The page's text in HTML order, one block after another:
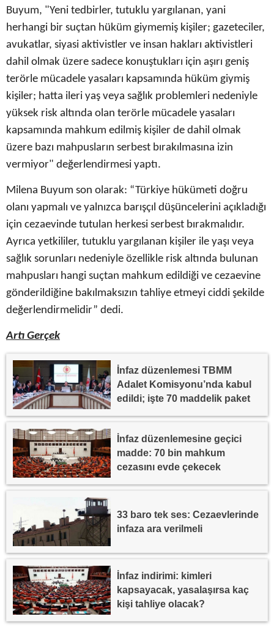
Buyum, "Yeni tedbirler, tutuklu yargılanan, yani
herhangi bir suçtan hüküm giymemiş kişiler; gazeteciler,
avukatlar, siyasi aktivistler ve insan hakları aktivistleri
dahil olmak üzere sadece konuştukları için aşırı geniş
terörle mücadele yasaları kapsamında hüküm giymiş
kişiler; hatta ileri yaş veya sağlık problemleri nedeniyle
yüksek risk altında olan terörle mücadele yasaları
kapsamında mahkum edilmiş kişiler de dahil olmak
üzere bazı mahpusların serbest bırakılmasına izin
vermiyor" değerlendirmesi yaptı.
Milena Buyum son olarak: “Türkiye hükümeti doğru
olanı yapmalı ve yalnızca barışçıl düşüncelerini açıkladığı
için cezaevinde tutulan herkesi serbest bırakmalıdır.
Ayrıca yetkililer, tutuklu yargılanan kişiler ile yaşı veya
sağlık sorunları nedeniyle özellikle risk altında bulunan
mahpusları hangi suçtan mahkum edildiği ve cezaevine
gönderildiğine bakılmaksızın tahliye etmeyi ciddi şekilde
değerlendirmelidir” dedi.
Artı Gerçek
İnfaz düzenlemesi TBMM
Adalet Komisyonu’nda kabul
edildi; işte 70 maddelik paket
İnfaz düzenlemesine geçici
madde: 70 bin mahkum
cezasını evde çekecek
33 baro tek ses: Cezaevlerinde
infaza ara verilmeli
İnfaz indirimi: kimleri
kapsayacak, yasalaşırsa kaç
kişi tahliye olacak?